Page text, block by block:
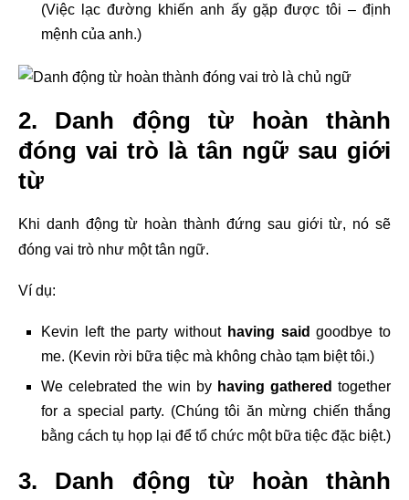
(Việc lạc đường khiến anh ấy gặp được tôi – định
mệnh của anh.)
2. Danh động từ hoàn thành
đóng vai trò là tân ngữ sau giới
từ
Khi danh động từ hoàn thành đứng sau giới từ, nó sẽ
đóng vai trò như một tân ngữ.
Ví dụ:
Kevin left the party withouthaving saidgoodbye to
me. (Kevin rời bữa tiệc mà không chào tạm biệt tôi.)
We celebrated the win by having gathered together
for a special party. (Chúng tôi ăn mừng chiến thắng
bằng cách tụ họp lại để tổ chức một bữa tiệc đặc biệt.)
3. Danh động từ hoàn thành